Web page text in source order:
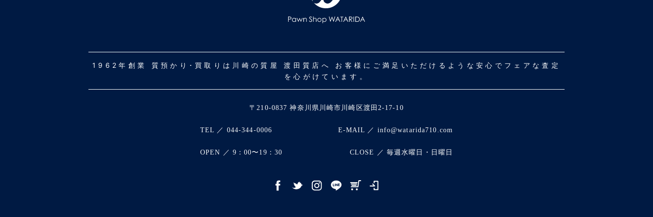
1962年創業 質預かり･買取りは川崎の質屋 渡田質店へ お客様にご満足いただけるような安心でフェアな査定
を心がけています。
〒210-0837 神奈川県川崎市川崎区渡田2-17-10
TEL ／ 044-344-0006 E-MAIL ／ info@watarida710.com
OPEN ／ 9：00〜19：30 CLOSE ／ 毎週水曜日・日曜日